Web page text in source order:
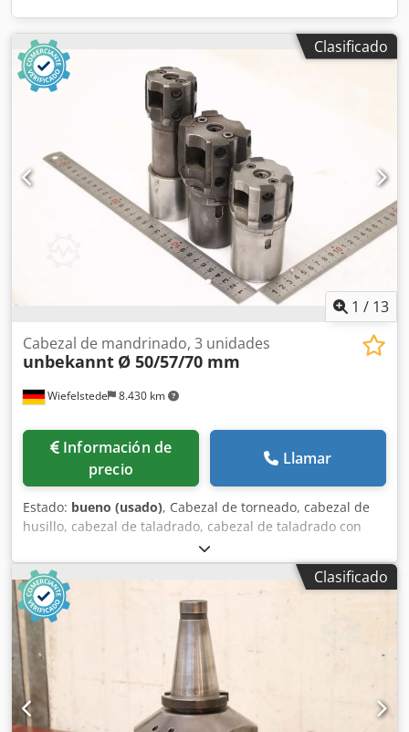
Clasificado
1 / 13
Wiefelstede 8.430 km
Cabezal de mandrinado, 3 unidades
unbekannt Ø 50/57/70 mm
Información de
precio
Llamar
Estado: bueno (usado), Cabezal de torneado, cabezal de
husillo, cabezal de taladrado, cabezal de taladrado con
vástago, cabezal con vástago, cabezal de husillo para
taladrar, cabezal para avellanar, herramienta de husillo.
Dsdezta I Sspfx Algswa -Herramientas de husillo: cabezales
de torneado, 3 unidades. -Tamaño: Ø 50/57/70 mm. -
Dimensiones/Tipo: ver fotos. -Entrega/Precio: completo. -
Dimensiones de transporte: 180/60/A155 mm. -Peso: 3,3
kg.
Clasificado